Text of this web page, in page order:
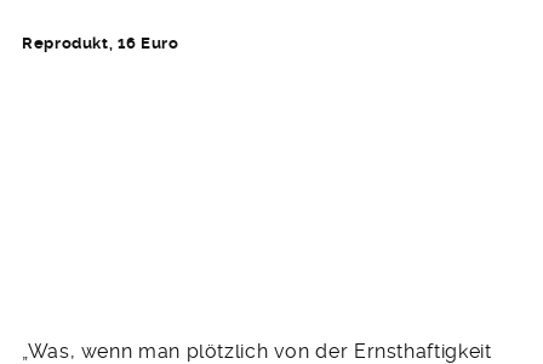
Reprodukt, 16 Euro
„Was, wenn man plötzlich von der Ernsthaftigkeit